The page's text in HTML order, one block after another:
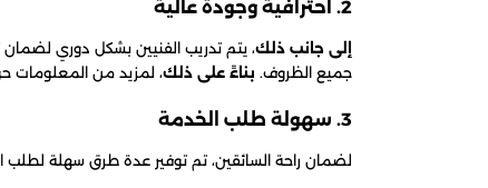
2. احترافية وجودة عالية
إلى جانب ذلك، يتم تدريب الفنيين بشكل دوري
جميع الظروف. بناءً على ذلك، لمزيد من المعلومات
3. سهولة طلب الخدمة
لضمان راحة السائقين، تم توفير عدة طرق سهلة لطلب